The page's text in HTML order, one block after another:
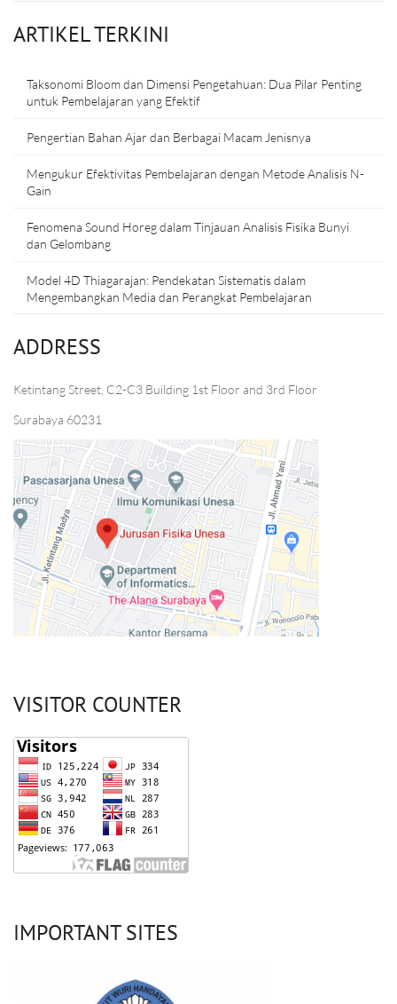
ARTIKEL TERKINI
Taksonomi Bloom dan Dimensi Pengetahuan: Dua Pilar Penting
untuk Pembelajaran yang Efektif
Pengertian Bahan Ajar dan Berbagai Macam Jenisnya
Mengukur Efektivitas Pembelajaran dengan Metode Analisis N-
Gain
Fenomena Sound Horeg dalam Tinjauan Analisis Fisika Bunyi
dan Gelombang
Model 4D Thiagarajan: Pendekatan Sistematis dalam
Mengembangkan Media dan Perangkat Pembelajaran
ADDRESS
Ketintang Street, C2-C3 Building 1st Floor and 3rd Floor
Surabaya 60231
VISITOR COUNTER
IMPORTANT SITES